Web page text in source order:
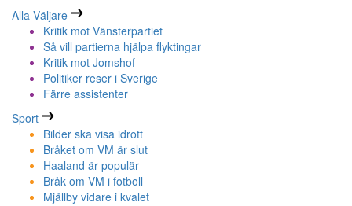
Alla Väljare
Kritik mot Vänsterpartiet
Så vill partierna hjälpa flyktingar
Kritik mot Jomshof
Politiker reser i Sverige
Färre assistenter
Sport
Bilder ska visa idrott
Bråket om VM är slut
Haaland är populär
Bråk om VM i fotboll
Mjällby vidare i kvalet